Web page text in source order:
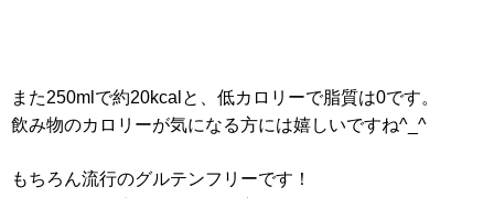
また250mlで約20kcalと、低カロリーで脂質は0です。
飲み物のカロリーが気になる方には嬉しいですね^_^
もちろん流行のグルテンフリーです！